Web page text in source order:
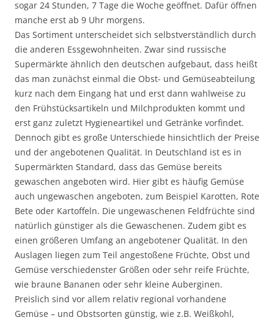
sogar 24 Stunden, 7 Tage die Woche geöffnet. Dafür öffnen
manche erst ab 9 Uhr morgens.
Das Sortiment unterscheidet sich selbstverständlich durch
die anderen Essgewohnheiten. Zwar sind russische
Supermärkte ähnlich den deutschen aufgebaut, dass heißt
das man zunächst einmal die Obst- und Gemüseabteilung
kurz nach dem Eingang hat und erst dann wahlweise zu
den Frühstücksartikeln und Milchprodukten kommt und
erst ganz zuletzt Hygieneartikel und Getränke vorfindet.
Dennoch gibt es große Unterschiede hinsichtlich der Preise
und der angebotenen Qualität. In Deutschland ist es in
Supermärkten Standard, dass das Gemüse bereits
gewaschen angeboten wird. Hier gibt es häufig Gemüse
auch ungewaschen angeboten, zum Beispiel Karotten, Rote
Bete oder Kartoffeln. Die ungewaschenen Feldfrüchte sind
natürlich günstiger als die Gewaschenen. Zudem gibt es
einen größeren Umfang an angebotener Qualität. In den
Auslagen liegen zum Teil angestoßene Früchte, Obst und
Gemüse verschiedenster Größen oder sehr reife Früchte,
wie braune Bananen oder sehr kleine Auberginen.
Preislich sind vor allem relativ regional vorhandene
Gemüse – und Obstsorten günstig, wie z.B. Weißkohl,